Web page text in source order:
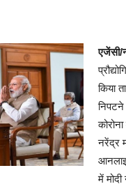
एजेंसी/
किया
निपटने
नरेंद्र
में